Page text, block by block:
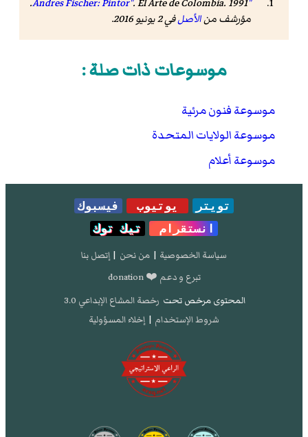
"Andres Fischer: Pintor"
. El Arte de Colombia. 1991.
مؤرشف منالأصلفي 2 يونيو 2016 .
موسوعات ذات صلة :
موسوعة فنون مرئية
موسوعة الولايات المتحدة
موسوعة أعلام
تويتر يوتيوب
فيسبوك
انستقرام
تيك توك
سياسة الخصوصية | من نحن | إتصل بنا
تبرع و دعم ❤️ donation
المحتوى مرخص تحت رخصة المشاع الإبداعي 3.0
شروط الإستخدام | إخلاء المسؤولية